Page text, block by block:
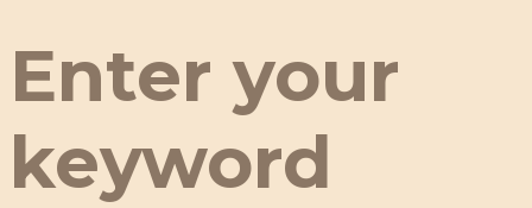
Enter your
keyword